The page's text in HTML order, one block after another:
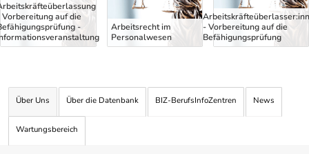
Vorbereitung auf die
-
Arbeitsrecht im
Personalwesen
- Vorbereitung auf die
Befähigungsprüfung
Über Uns Über die Datenbank BIZ-BerufsInfoZentren News
Wartungsbereich